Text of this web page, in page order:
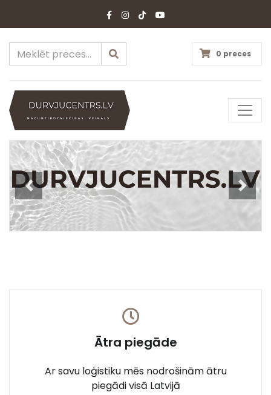
0 preces
Ātra piegāde
Ar savu loģistiku mēs nodrošinām ātru
piegādi visā Latvijā